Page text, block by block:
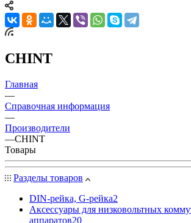
CHINT
Главная
—
Справочная информация
—
Производители
—CHINT
Товары
Разделы товаров
DIN-рейка, G-рейка2
Аксессуары для низковольтных
аппаратов20